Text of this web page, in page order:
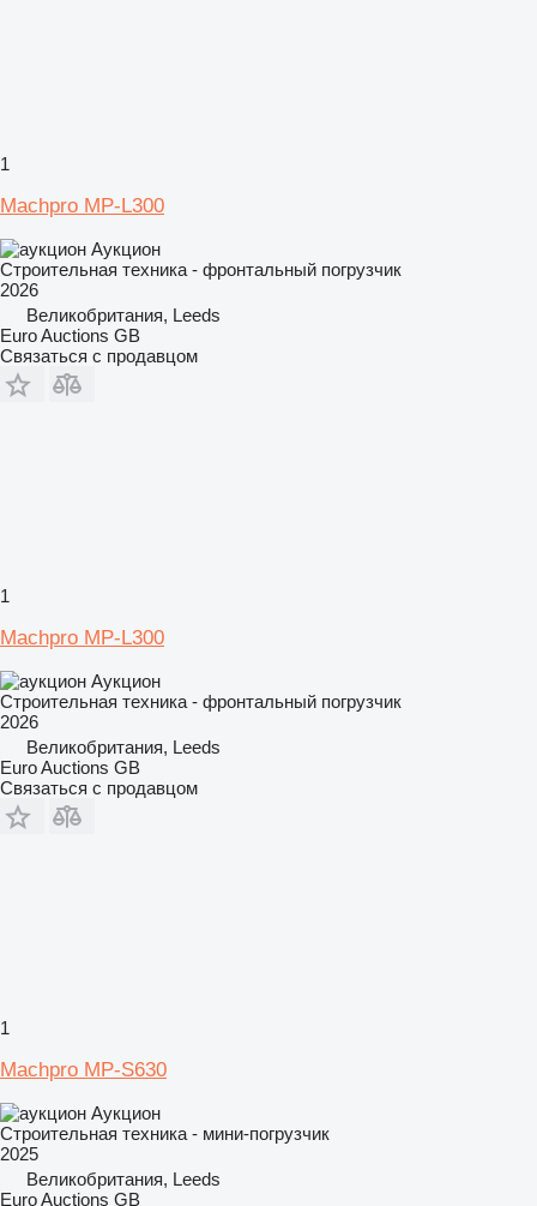
1
Machpro MP-L300
Аукцион
Строительная техника - фронтальный погрузчик
2026
Великобритания, Leeds
Euro Auctions GB
Связаться с продавцом
1
Machpro MP-L300
Аукцион
Строительная техника - фронтальный погрузчик
2026
Великобритания, Leeds
Euro Auctions GB
Связаться с продавцом
1
Machpro MP-S630
Аукцион
Строительная техника - мини-погрузчик
2025
Великобритания, Leeds
Euro Auctions GB